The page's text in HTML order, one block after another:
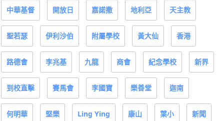
中華基督 開放日 嘉諾撒 地利亞 天主教
聖若瑟 伊利沙伯 附屬學校 黃大仙 香港
路德會 李兆基 九龍 商會 紀念學校 新界
到校直擊 賽馬會 李國寶 樂善堂 迦南
何明華 堅樂 Ling Ying 康山 葉小 新聞